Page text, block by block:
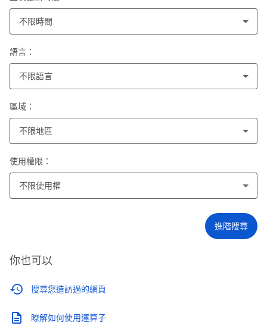
不限時間
語言：
不限語言
區域：
不限地區
使用權限：
不限使用權
進階搜尋
你也可以
搜尋您造訪過的網頁
瞭解如何使用運算子